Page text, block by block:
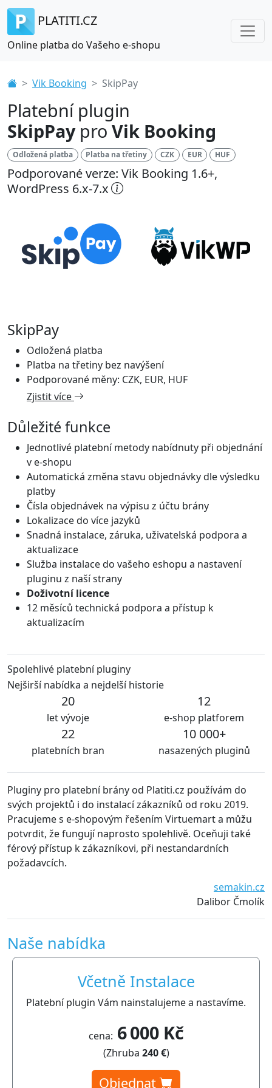
PLATITI.CZ
Online platba do Vašeho e-shopu
Vik Booking SkipPay
Platební plugin
SkipPaypro Vik Booking
Odložená platba Platba na třetiny CZK EUR HUF
Podporované verze: Vik Booking 1.6+,
WordPress 6.x-7.x
SkipPay
Odložená platba
Platba na třetiny bez navýšení
Podporované měny: CZK, EUR, HUF
Zjistit více
Důležité funkce
Jednotlivé platební metody nabídnuty při objednání
v e-shopu
Automatická změna stavu objednávky dle výsledku
platby
Čísla objednávek na výpisu z účtu brány
Lokalizace do více jazyků
Snadná instalace, záruka, uživatelská podpora a
aktualizace
Služba instalace do vašeho eshopu a nastavení
pluginu z naší strany
Doživotní licence
12 měsíců technická podpora a přístup k
aktualizacím
Spolehlivé platební pluginy
Nejširší nabídka a nejdelší historie
20
let vývoje
12
e-shop platforem
22
platebních bran
10 000+
nasazených pluginů
Pluginy pro platební brány od Platiti.cz používám do
svých projektů i do instalací zákazníků od roku 2019.
Pracujeme s e-shopovým řešením Virtuemart a můžu
potvrdit, že fungují naprosto spolehlivě. Oceňuji také
férový přístup k zákazníkovi, při nestandardních
požadavcích.
semakin.cz
Dalibor Čmolík
Naše nabídka
Včetně Instalace
Platební plugin Vám nainstalujeme a nastavíme.
cena: 6 000 Kč
(Zhruba 240 €)
Objednat